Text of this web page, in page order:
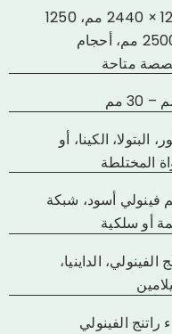
1220 × 2440 مم، 1250
× 2500 مم، أحجام
متاحة
البتولا، الكينا، أو
المختلطة
فينولي أسود، شبكة
أو سلكية
الفينولي، الداينيا،
راتنج الفينولي